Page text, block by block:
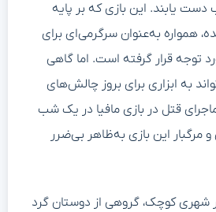
دست یابند. این بازی که بر پایه
همواره به‌عنوان سرگرمی‌ای برای
توجه قرار گرفته است. اما گاهی
به ابزاری برای بروز چالش‌های
قتل در بازی مافیا در یک شب
و مرگبار این بازی به‌ظاهر بی‌ضرر
شهری کوچک، گروهی از دوستان گرد